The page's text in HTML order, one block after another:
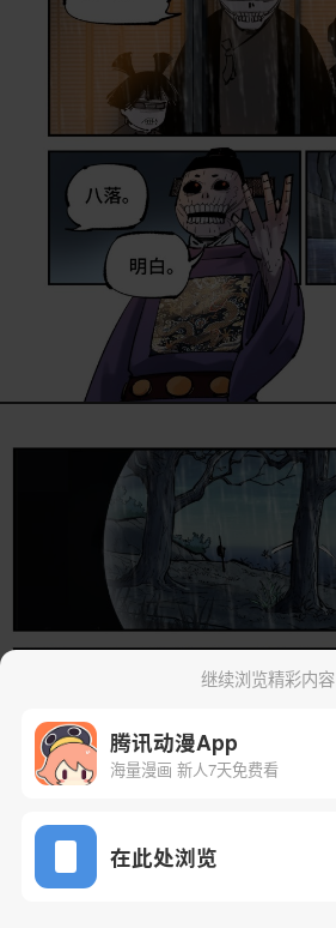
继续浏览精彩内容
腾讯动漫App
海量漫画 新人7天免费看
在此处浏览